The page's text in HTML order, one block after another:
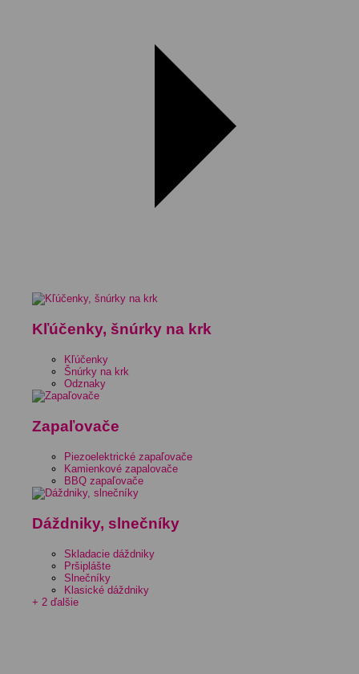
Kľúčenky, šnúrky na krk
Kľúčenky
Šnúrky na krk
Odznaky
Zapaľovače
Piezoelektrické zapaľovače
Kamienkové zapalovače
BBQ zapaľovače
Dáždniky, slnečníky
Skladacie dáždniky
Pršiplášte
Slnečníky
Klasické dáždniky
+ 2 ďalšie